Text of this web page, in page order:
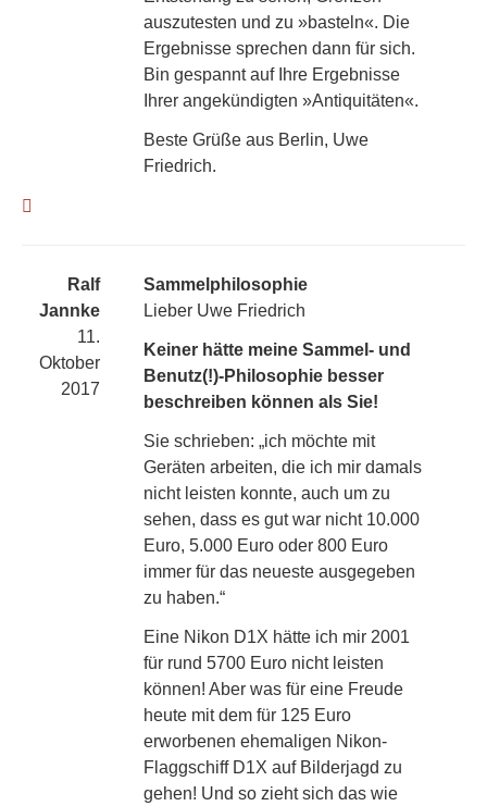
auszutesten und zu »basteln«. Die
Ergebnisse sprechen dann für sich.
Bin gespannt auf Ihre Ergebnisse
Ihrer angekündigten »Antiquitäten«.
Beste Grüße aus Berlin, Uwe
Friedrich.
Ralf
Jannke
11.
Oktober
2017
Sammelphilosophie
Lieber Uwe Friedrich
Keiner hätte meine Sammel- und
Benutz(!)-Philosophie besser
beschreiben können als Sie!
Sie schrieben: „ich möchte mit
Geräten arbeiten, die ich mir damals
nicht leisten konnte, auch um zu
sehen, dass es gut war nicht 10.000
Euro, 5.000 Euro oder 800 Euro
immer für das neueste ausgegeben
zu haben.“
Eine Nikon D1X hätte ich mir 2001
für rund 5700 Euro nicht leisten
können! Aber was für eine Freude
heute mit dem für 125 Euro
erworbenen ehemaligen Nikon-
Flaggschiff D1X auf Bilderjagd zu
gehen! Und so zieht sich das wie